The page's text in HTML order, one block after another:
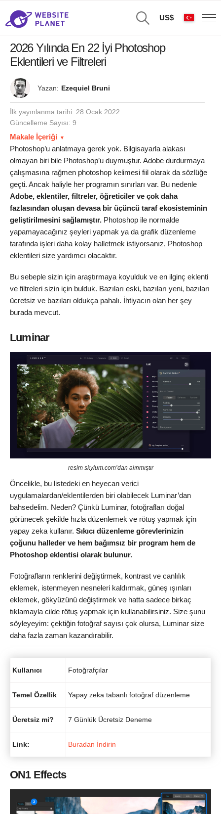
US$
2026 Yılında En 22 İyi Photoshop
Eklentileri ve Filtreleri
Yazan: Ezequiel Bruni
İlk yayınlanma tarihi: 28 Ocak 2022
Güncelleme Sayısı: 9
Makale İçeriği
Photoshop’u anlatmaya gerek yok. Bilgisayarla alakası
olmayan biri bile Photoshop’u duymuştur. Adobe durdurmaya
çalışmasına rağmen photoshop kelimesi fiil olarak da sözlüğe
geçti. Ancak haliyle her programın sınırları var. Bu nedenle
Adobe, eklentiler, filtreler, öğreticiler ve çok daha
fazlasından oluşan devasa bir üçüncü taraf ekosisteminin
geliştirilmesini sağlamıştır. Photoshop ile normalde
yapamayacağınız şeyleri yapmak ya da grafik düzenleme
tarafında işleri daha kolay halletmek istiyorsanız, Photoshop
eklentileri size yardımcı olacaktır.
Bu sebeple sizin için araştırmaya koyulduk ve en ilginç eklenti
ve filtreleri sizin için bulduk. Bazıları eski, bazıları yeni, bazıları
ücretsiz ve bazıları oldukça pahalı. İhtiyacın olan her şey
burada mevcut.
Luminar
resim skylum.com’dan alınmıştır
Öncelikle, bu listedeki en heyecan verici
uygulamalardan/eklentilerden biri olabilecek Luminar’dan
bahsedelim. Neden? Çünkü Luminar, fotoğrafları doğal
görünecek şekilde hızla düzenlemek ve rötuş yapmak için
yapay zeka kullanır. Sıkıcı düzenleme görevlerinizin
çoğunu halleder ve hem bağımsız bir program hem de
Photoshop eklentisi olarak bulunur.
Fotoğrafların renklerini değiştirmek, kontrast ve canlılık
eklemek, istenmeyen nesneleri kaldırmak, güneş ışınları
eklemek, gökyüzünü değiştirmek ve hatta sadece birkaç
tıklamayla cilde rötuş yapmak için kullanabilirsiniz. Size şunu
söyleyeyim: çektiğin fotoğraf sayısı çok olursa, Luminar size
daha fazla zaman kazandırabilir.
Kullanıcı Fotoğrafçılar
Temel Özellik Yapay zeka tabanlı fotoğraf düzenleme
Ücretsiz mi? 7 Günlük Ücretsiz Deneme
Link: Buradan İndirin
ON1 Effects